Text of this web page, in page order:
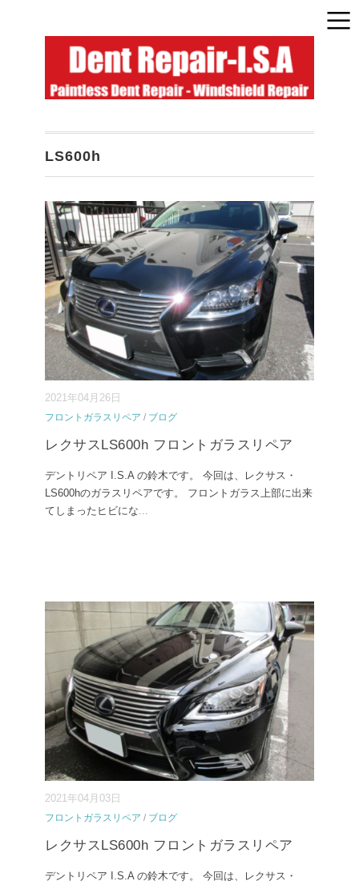
LS600h
2021年04月26日
フロントガラスリペア / ブログ
レクサスLS600h フロントガラスリペア
デントリペア I.S.A の鈴木です。 今回は、レクサス・
LS600hのガラスリペアです。 フロントガラス上部に出来
てしまったヒビにな...
2021年04月03日
フロントガラスリペア / ブログ
レクサスLS600h フロントガラスリペア
デントリペア I.S.A の鈴木です。 今回は、レクサス・